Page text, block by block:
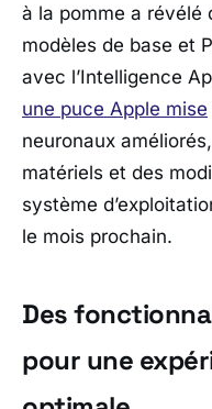
à la pomme a révélé
modèles de base et
avec l’Intelligence
une puce Apple mise
neuronaux
matériels et des
système
le mois prochain.
Des
pour une